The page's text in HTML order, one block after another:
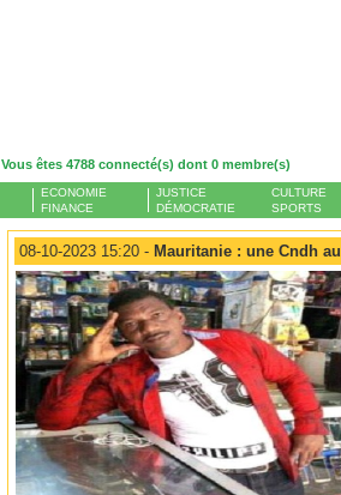
Vous êtes 4788 connecté(s) dont 0 membre(s)
ECONOMIE
FINANCE
JUSTICE
DÉMOCRATIE
CULTURE
SPORTS
08-10-2023 15:20 - Mauritanie : une Cndh